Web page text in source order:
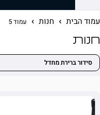
חנות עמוד 5
מחדל